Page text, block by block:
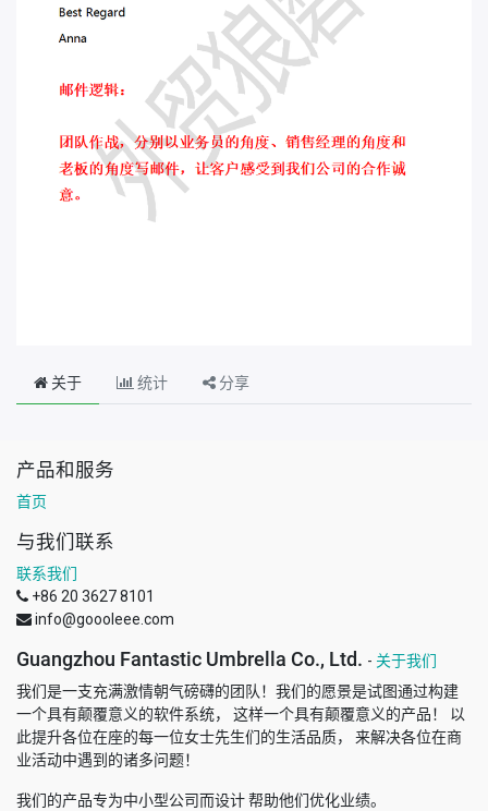
关于 统计 分享
产品和服务
首页
与我们联系
联系我们
+86 20 3627 8101
info@goooleee.com
Guangzhou Fantastic Umbrella Co., Ltd. - 关于我们
我们是一支充满激情朝气磅礴的团队！我们的愿景是试图通过构建
一个具有颠覆意义的软件系统， 这样一个具有颠覆意义的产品！ 以
此提升各位在座的每一位女士先生们的生活品质， 来解决各位在商
业活动中遇到的诸多问题！
我们的产品专为中小型公司而设计 帮助他们优化业绩。